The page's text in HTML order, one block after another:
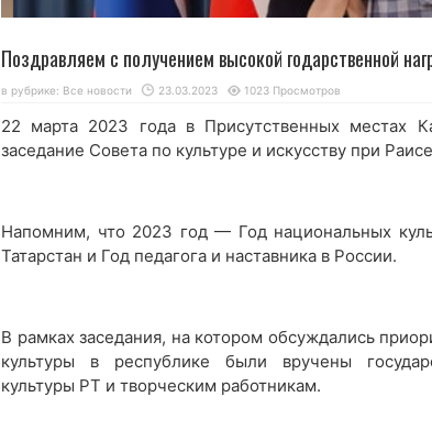
Поздравляем с получением высокой годарственной
в рубрике: Все новости 23.03.2023 1023 Просмотров
22 марта 2023 года в Присутственных местах
заседание Совета по культуре и искусству при
Напомним, что 2023 год — Год национальных
Татарстан и Год педагога и наставника в России.
В рамках заседания, на котором обсуждались
культуры в республике были вручены
культуры РТ и творческим работникам.